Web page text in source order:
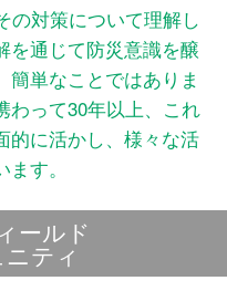
の対策について理解し
を通じて防災意識を醸
簡単なことではありま
わって30年以上、これ
的に活かし、様々な活
す。
ールド
ティ